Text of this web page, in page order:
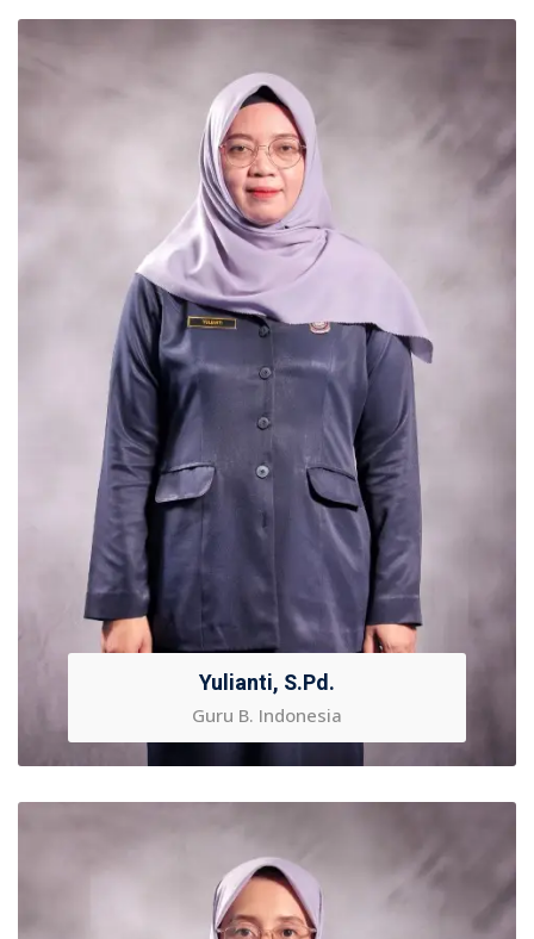
Yulianti, S.Pd.
Guru B. Indonesia